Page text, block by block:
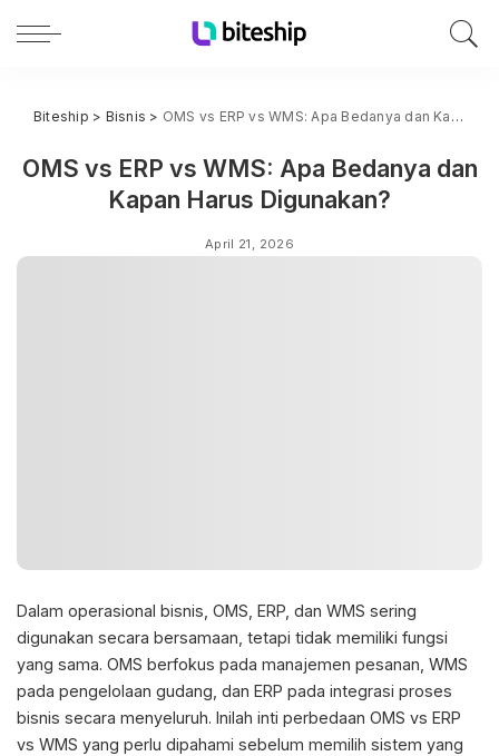
Biteship > Bisnis > OMS vs ERP vs WMS: Apa Bedanya dan Kapan Harus Digunakan?
OMS vs ERP vs WMS: Apa Bedanya dan
Kapan Harus Digunakan?
April 21, 2026
Dalam operasional bisnis, OMS, ERP, dan WMS sering
digunakan secara bersamaan, tetapi tidak memiliki fungsi
yang sama. OMS berfokus pada manajemen pesanan, WMS
pada pengelolaan gudang, dan ERP pada integrasi proses
bisnis secara menyeluruh. Inilah inti perbedaan OMS vs ERP
vs WMS yang perlu dipahami sebelum memilih sistem yang